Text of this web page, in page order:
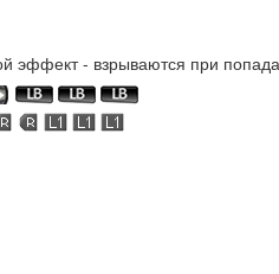
эффект - взрываются при